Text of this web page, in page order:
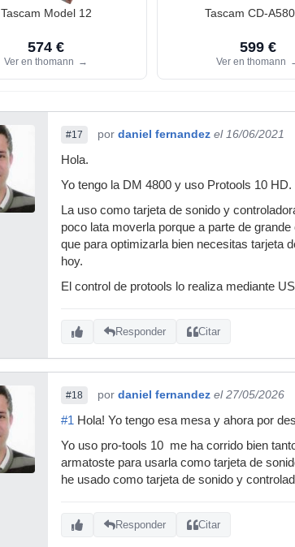
Tascam Model 12
574 €
Ver en thomann →
Tascam CD-
599 €
Ver en thomann
#17 por daniel fernandez el 16/06/2021
Hola.
Yo tengo la DM 4800 y uso Protools 10 HD.
La uso como tarjeta de sonido y
poco lata moverla porque a parte de
que para optimizarla bien necesitas tarjeta
hoy.
El control de protools lo realiza mediante
Responder Citar
#18 por daniel fernandez el 27/05/2026
#1 Hola! Yo tengo esa mesa y ahora por
Yo uso pro-tools 10 me ha corrido bien
armatoste para usarla como tarjeta de
he usado como tarjeta de sonido y
Responder Citar